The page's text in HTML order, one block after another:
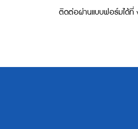
ติดต่อผ่านแบบฟอร์มได้ที่